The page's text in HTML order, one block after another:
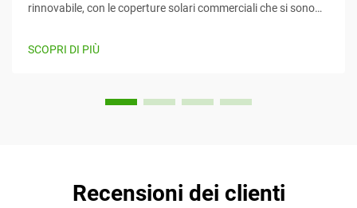
rinnovabile, con le coperture solari commerciali che si sono
l'energia solare mentre forniscono contemporaneamente
SCOPRI DI PIÙ
Recensioni dei clienti